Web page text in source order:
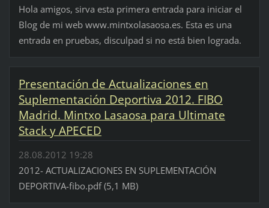
Hola amigos, sirva esta primera entrada para iniciar el
Blog de mi web www.mintxolasaosa.es. Esta es una
entrada en pruebas, disculpad si no está bien lograda.
Presentación de Actualizaciones en
Suplementación Deportiva 2012. FIBO
Madrid. Mintxo Lasaosa para Ultimate
Stack y APECED
28.08.2012 19:28
2012- ACTUALIZACIONES EN SUPLEMENTACIÓN
DEPORTIVA-fibo.pdf (5,1 MB)